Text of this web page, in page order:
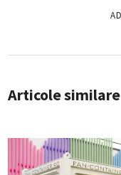
Articole similare